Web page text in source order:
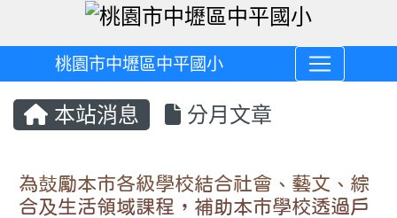
桃園市中壢區中平國小
本站消息 分月文章
為鼓勵本市各級學校結合社會、藝文、綜
合及生活領域課程，補助本市學校透過戶